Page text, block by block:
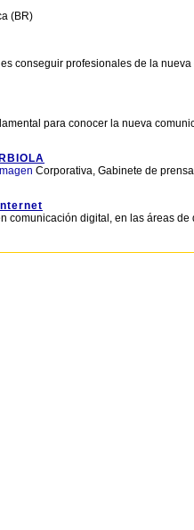
(BR)
conseguir profesionales de la
para conocer la nueva
Imagen Corporativa, Gabinete de
comunicación digital, en las áreas